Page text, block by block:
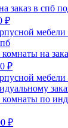
заказ в спб
₽
на
₽
по
₽